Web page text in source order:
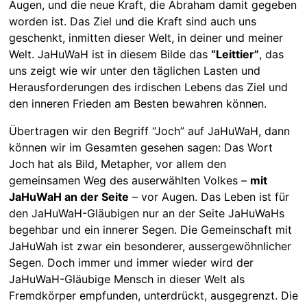
Augen, und die neue Kraft, die Abraham damit gegeben
worden ist. Das Ziel und die Kraft sind auch uns
geschenkt, inmitten dieser Welt, in deiner und meiner
Welt. JaHuWaH ist in diesem Bilde das “Leittier”, das
uns zeigt wie wir unter den täglichen Lasten und
Herausforderungen des irdischen Lebens das Ziel und
den inneren Frieden am Besten bewahren können.
Übertragen wir den Begriff “Joch” auf JaHuWaH, dann
können wir im Gesamten gesehen sagen: Das Wort
Joch hat als Bild, Metapher, vor allem den
gemeinsamen Weg des auserwählten Volkes – mit
JaHuWaH an der Seite – vor Augen. Das Leben ist für
den JaHuWaH-Gläubigen nur an der Seite JaHuWaHs
begehbar und ein innerer Segen. Die Gemeinschaft mit
JaHuWah ist zwar ein besonderer, aussergewöhnlicher
Segen. Doch immer und immer wieder wird der
JaHuWaH-Gläubige Mensch in dieser Welt als
Fremdkörper empfunden, unterdrückt, ausgegrenzt. Die